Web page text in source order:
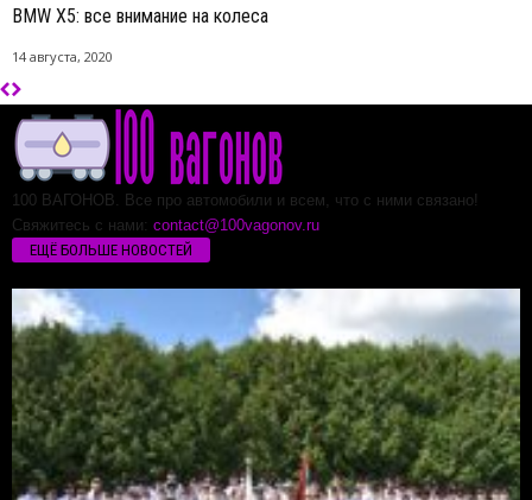
BMW Х5: все внимание на колеса
14 августа, 2020
100 ВАГОНОВ. Все про автомобили и всем, что с ними связано!
Свяжитесь с нами: contact@100vagonov.ru
ЕЩЁ БОЛЬШЕ НОВОСТЕЙ